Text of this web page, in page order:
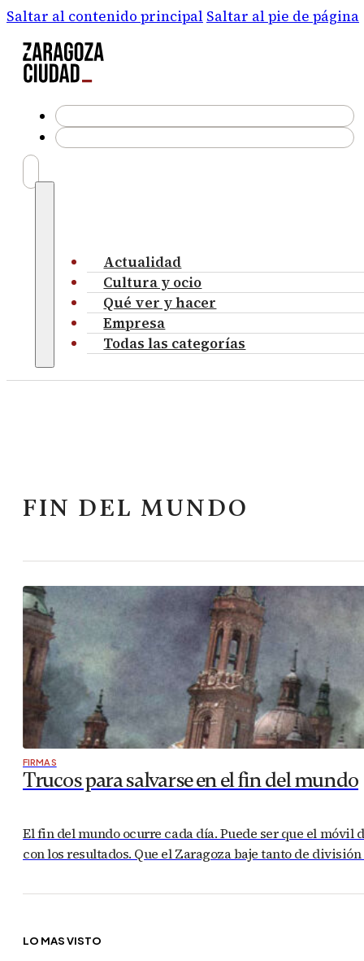
Saltar al contenido principal Saltar al pie de página
Actualidad
Cultura y ocio
Qué ver y hacer
Empresa
Todas las categorías
FIN DEL MUNDO
FIRMAS
Trucos para salvarse en el fin del mundo
El fin del mundo ocurre cada día. Puede ser que el móvil
con los resultados. Que el Zaragoza baje tanto de
LO MÁS VISTO